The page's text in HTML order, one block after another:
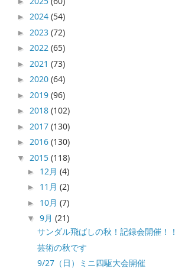
► 2024(54)
► 2023(72)
► 2022(65)
► 2021(73)
► 2020(64)
► 2019(96)
► 2018(102)
► 2017(130)
► 2016(130)
▼ 2015(118)
► 12月(4)
► 11月(2)
► 10月(7)
▼9月(21)
サンダル飛ばしの秋！記録会開催！！
芸術の秋です
9/27（日）ミニ四駆大会開催